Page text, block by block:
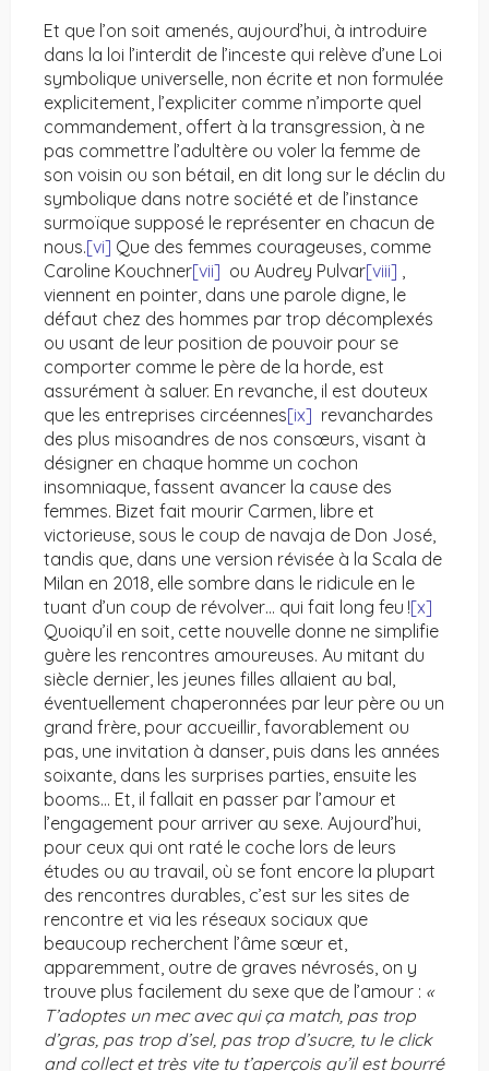
Et que l’on soit amenés, aujourd’hui, à introduire
dans la loi l’interdit de l’inceste qui relève d’une Loi
symbolique universelle, non écrite et non formulée
explicitement, l’expliciter comme n’importe quel
commandement, offert à la transgression, à ne
pas commettre l’adultère ou voler la femme de
son voisin ou son bétail, en dit long sur le déclin du
symbolique dans notre société et de l’instance
surmoïque supposé le représenter en chacun de
nous.[vi] Que des femmes courageuses, comme
Caroline Kouchner[vii] ou Audrey Pulvar[viii] ,
viennent en pointer, dans une parole digne, le
défaut chez des hommes par trop décomplexés
ou usant de leur position de pouvoir pour se
comporter comme le père de la horde, est
assurément à saluer. En revanche, il est douteux
que les entreprises circéennes[ix] revanchardes
des plus misoandres de nos consœurs, visant à
désigner en chaque homme un cochon
insomniaque, fassent avancer la cause des
femmes. Bizet fait mourir Carmen, libre et
victorieuse, sous le coup de navaja de Don José,
tandis que, dans une version révisée à la Scala de
Milan en 2018, elle sombre dans le ridicule en le
tuant d’un coup de révolver… qui fait long feu ![x]
Quoiqu’il en soit, cette nouvelle donne ne simplifie
guère les rencontres amoureuses. Au mitant du
siècle dernier, les jeunes filles allaient au bal,
éventuellement chaperonnées par leur père ou un
grand frère, pour accueillir, favorablement ou
pas, une invitation à danser, puis dans les années
soixante, dans les surprises parties, ensuite les
booms… Et, il fallait en passer par l’amour et
l’engagement pour arriver au sexe. Aujourd’hui,
pour ceux qui ont raté le coche lors de leurs
études ou au travail, où se font encore la plupart
des rencontres durables, c’est sur les sites de
rencontre et via les réseaux sociaux que
beaucoup recherchent l’âme sœur et,
apparemment, outre de graves névrosés, on y
trouve plus facilement du sexe que de l’amour : «
T’adoptes un mec avec qui ça match, pas trop
d’gras, pas trop d’sel, pas trop d’sucre, tu le click
and collect et très vite tu t’aperçois qu’il est bourré